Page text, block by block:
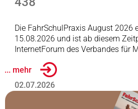
Die FahrSchulPraxis August 2026
15.08.2026 und ist ab diesem
InternetForum des Verbandes für
... mehr
02.07.2026